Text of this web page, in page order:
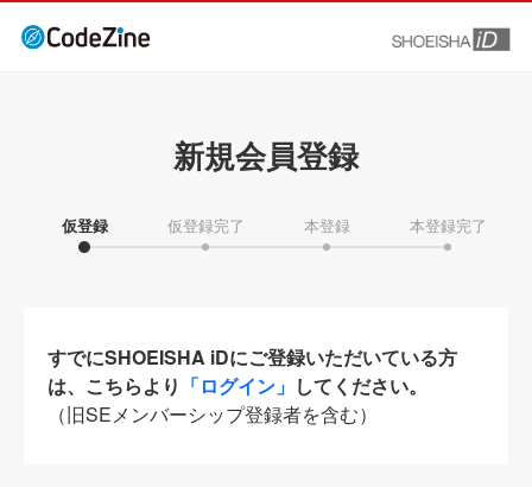
新規会員登録
仮登録 仮登録完了 本登録 本登録完了
すでにSHOEISHA iDにご登録いただいている方
は、こちらより 「ログイン」 してください。
（旧SEメンバーシップ登録者を含む）